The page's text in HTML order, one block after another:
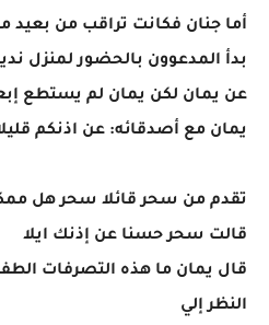
أما جنان فكانت تراقب من بعيد
بدأ المدعوون بالحضور لمنزل
عن يمان لكن يمان لم يستطع
يمان مع أصدقائه: عن اذنكم
تقدم من سحر قائلا سحر هل
قالت سحر حسنا عن إذنك ايلا
قال يمان ما هذه التصرفات
النظر إلي